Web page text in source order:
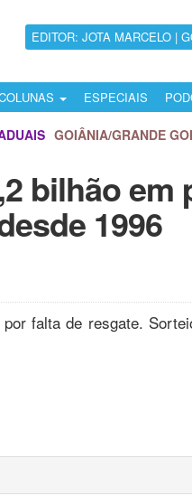
EDITOR: JOTA MARCELO |
ESPECIAIS
GOIÂNIA/GRANDE
bilhão em
1996
falta de resgate.